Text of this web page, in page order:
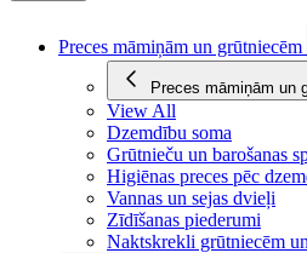
Preces māmiņām un grūtniecēm
Preces māmiņām un
View All
Dzemdību soma
Grūtnieču un barošanas
Higiēnas preces pēc
Vannas un sejas dvieļi
Zīdīšanas piederumi
Naktskrekli grūtniecēm